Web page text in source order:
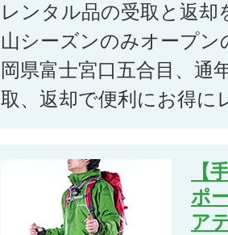
レンタル品の受取と返却
山シーズンのみオープン
岡県富士宮口五合目、通
取、返却で便利にお得に
【
ポ
ア